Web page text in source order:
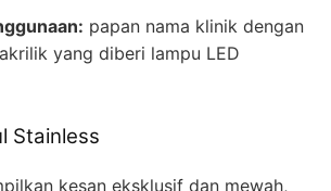
papan nama klinik dengan
yang diberi lampu LED
Stainless
kesan eksklusif dan mewah,